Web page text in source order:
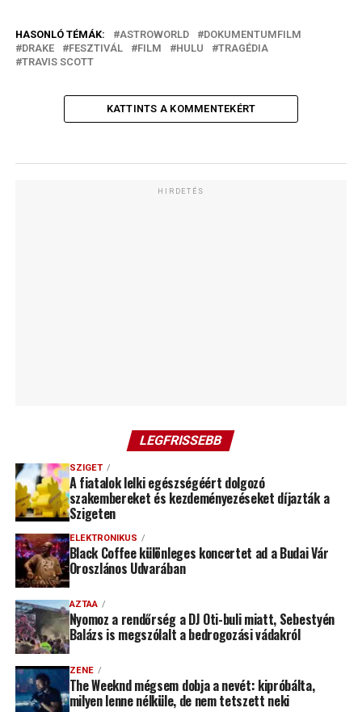
HASONLÓ TÉMÁK: ASTROWORLD
DOKUMENTUMFILM
DRAKE
FESZTIVÁL FILM HULU
TRAGÉDIA
TRAVIS SCOTT
KATTINTS A KOMMENTEKÉRT
HIRDETÉS
LEGFRISSEBB
SZIGET
A fiatalok lelki egészségéért dolgozó
szakembereket és kezdeményezéseket díjazták a
Szigeten
ELEKTRONIKUS
Black Coffee különleges koncertet ad a Budai Vár
Oroszlános Udvarában
AZTAA
Nyomoz a rendőrség a DJ Oti-buli miatt, Sebestyén
Balázs is megszólalt a bedrogozási vádakról
ZENE
The Weeknd mégsem dobja a nevét: kipróbálta,
milyen lenne nélküle, de nem tetszett neki